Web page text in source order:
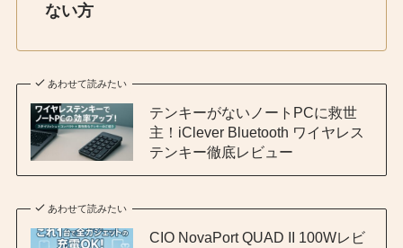
ない方
あわせて読みたい
テンキーがないノートPCに救世
主！iClever Bluetooth ワイヤレス
テンキー徹底レビュー
あわせて読みたい
CIO NovaPort QUAD II 100Wレビ